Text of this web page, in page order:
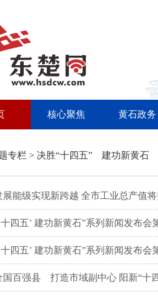
核心聚焦 黄石政务
专栏 > 决胜“十四五” 建功新黄石
展能级实现新跨越 全市工业总产值
国百强县 打造市域副中心 阳新“十